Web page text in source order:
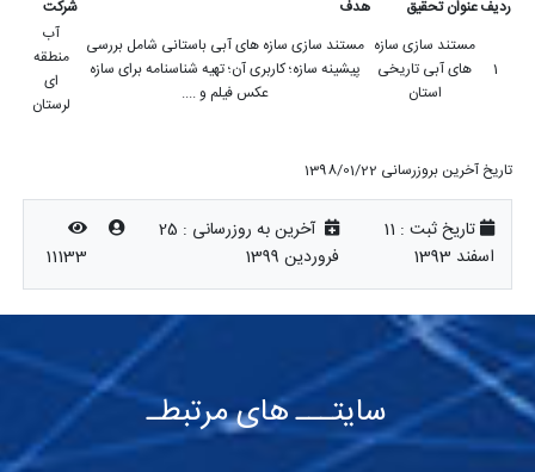
ردیفعنوان تحقیق هدف شرکت
1
مستند سازی سازه
های آبی تاریخی
استان
مستند سازی سازه های آبی باستانی شامل بررسی
پیشینه سازه؛ کاربری آن؛ تهیه شناسنامه برای سازه
عکس فیلم و ....
آب
منطقه
ای
لرستان
تاریخ آخرین بروزرسانی 1398/01/22
تاریخ ثبت : 11
اسفند 1393
آخرین به روزرسانی : 25
فروردین 1399
11133
سایتـــ های مرتبطـ